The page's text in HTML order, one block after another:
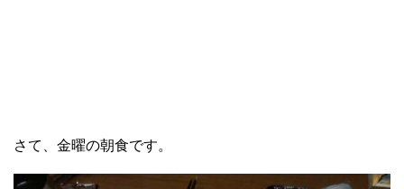
さて、金曜の朝食です。